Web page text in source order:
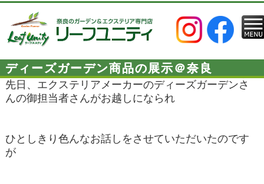
ディーズガーデン商品の展示＠奈良
先日、エクステリアメーカーのディーズガーデンさ
んの御担当者さんがお越しになられ
ひとしきり色んなお話しをさせていただいたのです
が